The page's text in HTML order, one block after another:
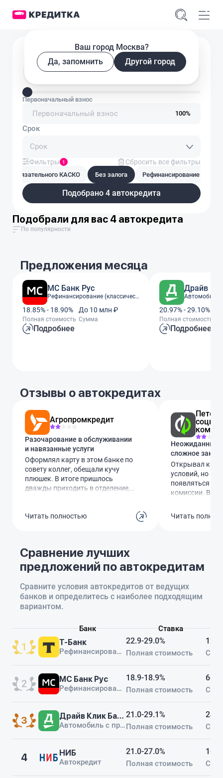
Ваш город Москва?
Да, запомнить
Другой город
Подобрать автокредит
Введите сумму кредита
Первоначальный взнос
100%
Срок
Срок
Фильтры 1 Сбросить все фильтры
Без обязательного КАСКО Без залога Рефинансирование
Подобрано 4 автокредита
Подобрали для вас 4 автокредита
По популярности
Предложения месяца
МС Банк Рус
Рефинансирование (классический)
18.85% - 18.90%
Полная стоимость
До 10 млн ₽
Сумма
Подробнее
Драйв
Автомобиль
20.97% - 29.10%
Полная стоимость
Подробнее
Отзывы о автокредитах
Агропромкредит
Разочарование в обслуживании
и навязанные услуги
Оформлял карту в этом банке по
совету коллег, обещали кучу
плюшек. В итоге пришлось
дважды приходить в отделение,
неправильно ввел данные. Когда
которые я не просил. Звонок в
поддержку ничего не дал –
говорят, сам подключил. Очень
подумываю о смене банка.
Читать полностью
Неожиданные
сложное
Открывал
условий, но
появляться
комиссии.
отвечает
отделение,
ожидал такого
Читать
Сравнение лучших
предложений по автокредитам
Сравните условия автокредитов от ведущих
банков и определитесь с наиболее подходящим
вариантом.
Банк Ставка
Т-Банк
Рефинансирование
22.9-29.0%
Полная стоимость
12-
Срок
МС Банк Рус
Рефинансирование (классический)
18.9-18.9%
Полная стоимость
60-
Срок
Драйв Клик Банк
Автомобиль с пробегом
21.0-29.1%
Полная стоимость
24-
Срок
4 НИБ
Автокредит
21.0-27.0%
Полная стоимость
1-
Срок